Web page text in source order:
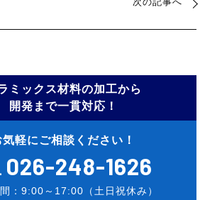
ミックス材料の加工から
開発まで一貫対応！
気軽にご相談ください！
026-248-1626
：9:00～17:00（土日祝休み）